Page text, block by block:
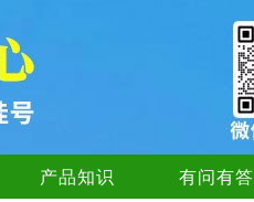
产品知识 有问有答